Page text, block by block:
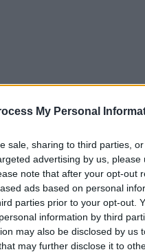
My Personal
sale, sharing to third parties,
advertising by us,
note that after your opt-out
ads based on personal
parties prior to your opt-out.
information by third
may also be disclosed by us
may further disclose it to